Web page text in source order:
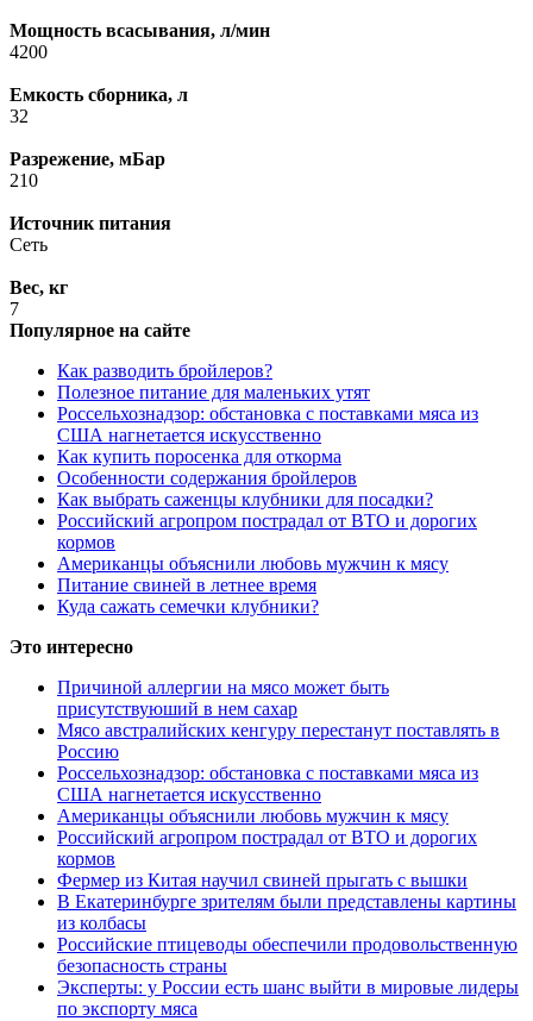
Мощность всасывания, л/мин
4200
Емкость сборника, л
32
Разрежение, мБар
210
Источник питания
Сеть
Вес, кг
7
Популярное на сайте
Как разводить бройлеров?
Полезное питание для маленьких утят
Россельхознадзор: обстановка с поставками мяса из
США нагнетается искусственно
Как купить поросенка для откорма
Особенности содержания бройлеров
Как выбрать саженцы клубники для посадки?
Российский агропром пострадал от ВТО и дорогих
кормов
Американцы объяснили любовь мужчин к мясу
Питание свиней в летнее время
Куда сажать семечки клубники?
Это интересно
Причиной аллергии на мясо может быть
присутствуюший в нем сахар
Мясо австралийских кенгуру перестанут поставлять в
Россию
Россельхознадзор: обстановка с поставками мяса из
США нагнетается искусственно
Американцы объяснили любовь мужчин к мясу
Российский агропром пострадал от ВТО и дорогих
кормов
Фермер из Китая научил свиней прыгать с вышки
В Екатеринбурге зрителям были представлены картины
из колбасы
Российские птицеводы обеспечили продовольственную
безопасность страны
Эксперты: у России есть шанс выйти в мировые лидеры
по экспорту мяса